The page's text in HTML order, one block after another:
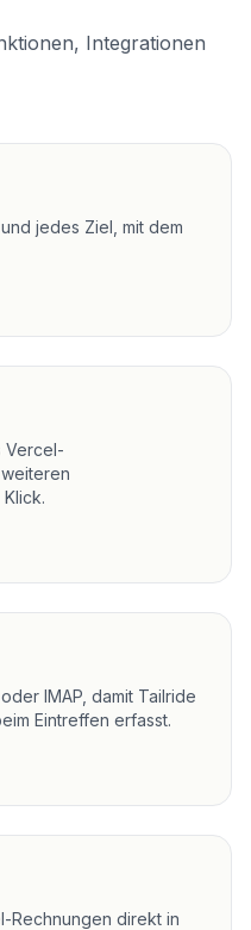
Integrationen
jedes Ziel, mit dem
Vercel-
IMAP, damit Tailride
Eintreffen erfasst.
Rechnungen direkt in